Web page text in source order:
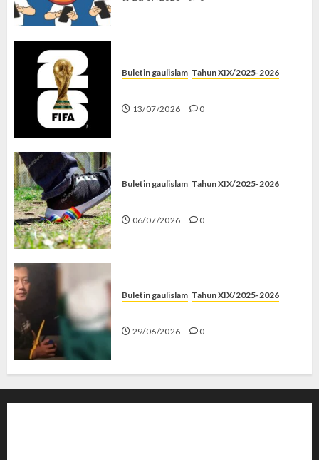
Buletin gaulislam Tahun XIX/2025-2026
13/07/2026 0
Buletin gaulislam Tahun XIX/2025-2026
06/07/2026 0
Buletin gaulislam Tahun XIX/2025-2026
29/06/2026 0